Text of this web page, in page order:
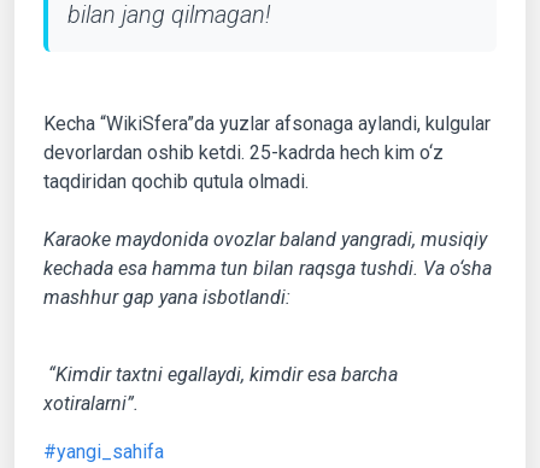
bilan jang qilmagan!
Kecha “WikiSfera”da yuzlar afsonaga aylandi, kulgular
devorlardan oshib ketdi. 25-kadrda hech kim o‘z
taqdiridan qochib qutula olmadi.
Karaoke maydonida ovozlar baland yangradi, musiqiy
kechada esa hamma tun bilan raqsga tushdi. Va o‘sha
mashhur gap yana isbotlandi:
“Kimdir taxtni egallaydi, kimdir esa barcha
xotiralarni”.
#yangi_sahifa